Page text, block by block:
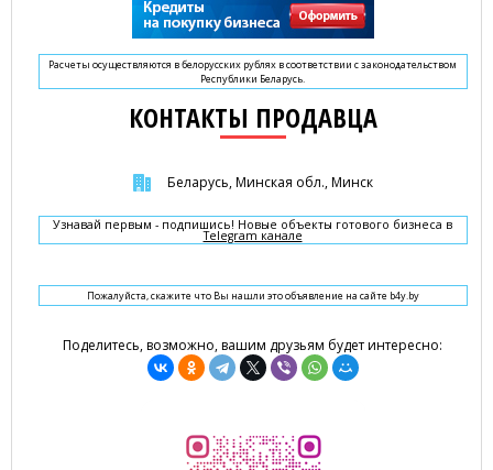
Расчеты осуществляются в белорусских рублях в соответствии с законодательством
Республики Беларусь.
КОНТАКТЫ ПРОДАВЦА
Беларусь, Минская обл., Минск
Узнавай первым - подпишись! Новые объекты готового бизнеса в
Telegram канале
Пожалуйста, скажите что Вы нашли это объявление на сайте b4y.by
Поделитесь, возможно, вашим друзьям будет интересно: